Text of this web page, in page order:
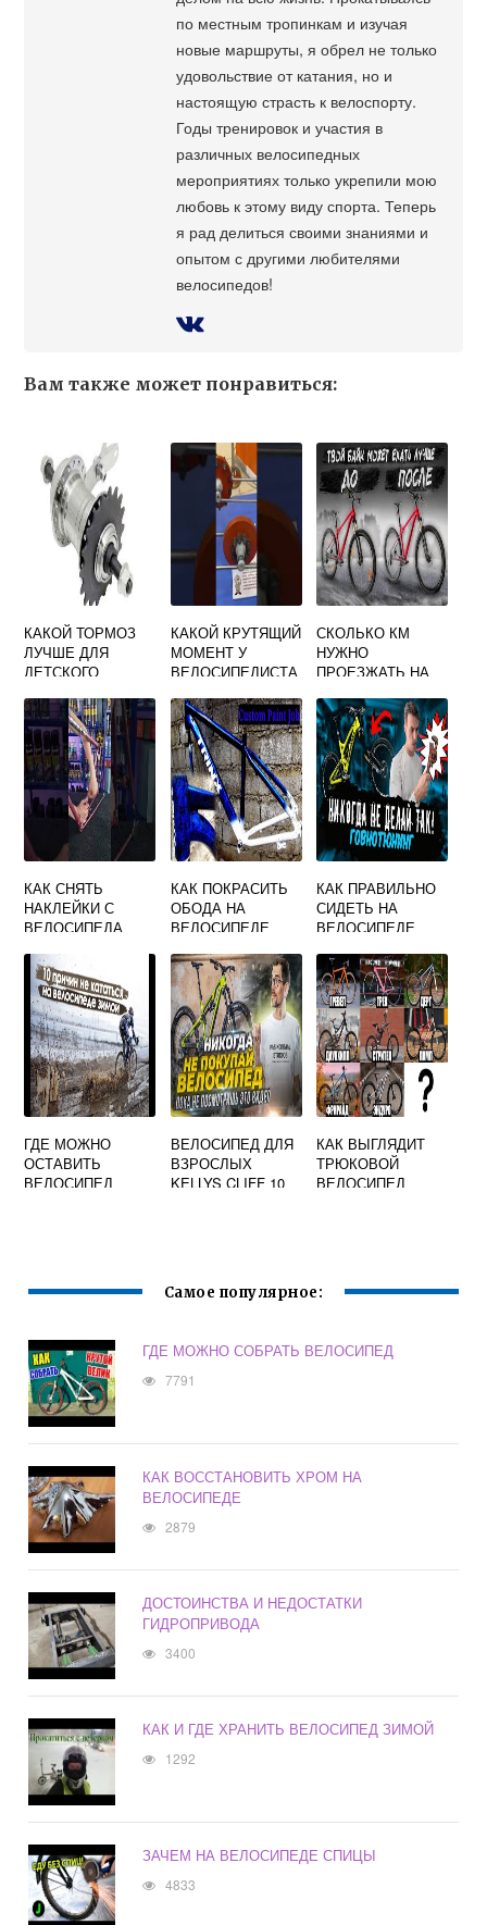
по местным тропинкам и изучая
новые маршруты, я обрел не только
удовольствие от катания, но и
настоящую страсть к велоспорту.
Годы тренировок и участия в
различных велосипедных
мероприятиях только укрепили мою
любовь к этому виду спорта. Теперь
я рад делиться своими знаниями и
опытом с другими любителями
велосипедов!
Вам также может понравиться:
КАКОЙ ТОРМОЗ
ЛУЧШЕ ДЛЯ
ДЕТСКОГО
НОЖНОЙ ИЛИ
РУЧНОЙ
КАКОЙ КРУТЯЩИЙ
МОМЕНТ У
ВЕЛОСИПЕДИСТА
СКОЛЬКО КМ
НУЖНО
ПРОЕЗЖАТЬ НА
ПОЛЬЗОЙ ДЛЯ
ЗДОРОВЬЯ
КАК СНЯТЬ
НАКЛЕЙКИ С
ВЕЛОСИПЕДА
КАК ПОКРАСИТЬ
ОБОДА НА
ВЕЛОСИПЕДЕ
КАК ПРАВИЛЬНО
СИДЕТЬ НА
ВЕЛОСИПЕДЕ
ГДЕ МОЖНО
ОСТАВИТЬ
ВЕЛОСИПЕД
ВЕЛОСИПЕД ДЛЯ
ВЗРОСЛЫХ
KELLYS CLIFF 10
КАК ВЫГЛЯДИТ
ТРЮКОВОЙ
ВЕЛОСИПЕД
Самое популярное:
ГДЕ МОЖНО СОБРАТЬ ВЕЛОСИПЕД
7791
КАК ВОССТАНОВИТЬ ХРОМ НА
ВЕЛОСИПЕДЕ
2879
ДОСТОИНСТВА И НЕДОСТАТКИ
ГИДРОПРИВОДА
3400
КАК И ГДЕ ХРАНИТЬ ВЕЛОСИПЕД ЗИМОЙ
1292
ЗАЧЕМ НА ВЕЛОСИПЕДЕ СПИЦЫ
4833